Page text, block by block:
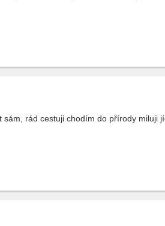
rád cestuji chodím do přírody miluji